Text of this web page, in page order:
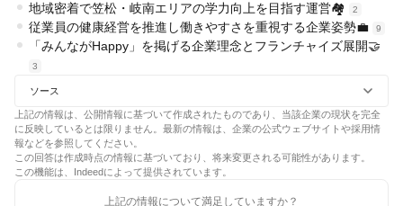
地域密着で笠松・岐南エリアの学力向上を目指す運営🏘️ 2
従業員の健康経営を推進し働きやすさを重視する企業姿勢💼 9
「みんながHappy」を掲げる企業理念とフランチャイズ展開🤝
3
ソース
上記の情報は、公開情報に基づいて作成されたものであり、当該企業の現状を完全
に反映しているとは限りません。最新の情報は、企業の公式ウェブサイトや採用情
報などを参照してください。
この回答は作成時点の情報に基づいており、将来変更される可能性があります。
この機能は、Indeedによって提供されています。
上記の情報について満足していますか？